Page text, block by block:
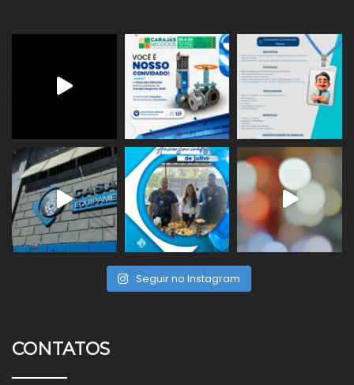
Seguir no Instagram
CONTATOS